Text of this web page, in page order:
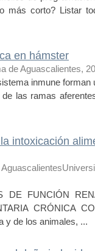
más corto? Listar
en hámster
de Aguascalientes,
inmune forman
las ramas
intoxicación
DE FUNCIÓN
CRÓNICA
y de los animales, ...